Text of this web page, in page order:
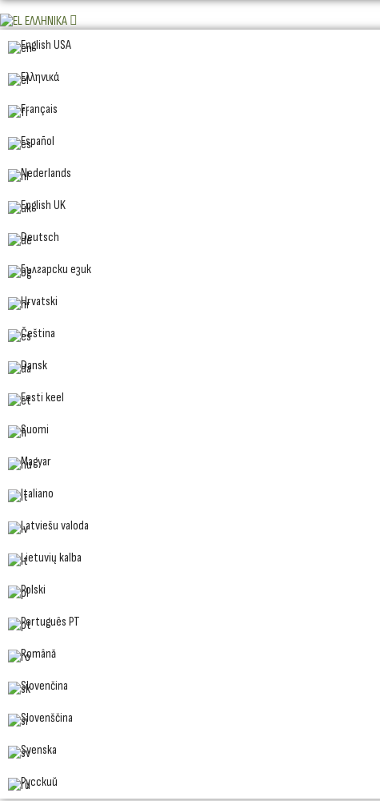
ΕΛΛΗΝΙΚΆ
English USA
Ελληνικά
Français
Español
Nederlands
English UK
Deutsch
Български език
Hrvatski
Čeština
Dansk
Eesti keel
Suomi
Magyar
Italiano
Latviešu valoda
Lietuvių kalba
Polski
Português PT
Română
Slovenčina
Slovenščina
Svenska
Русский